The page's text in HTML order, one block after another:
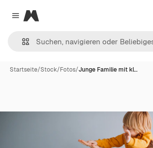
Close menu
Magnific
Startseite/Stock/Fotos/Junge Familie mit kl…